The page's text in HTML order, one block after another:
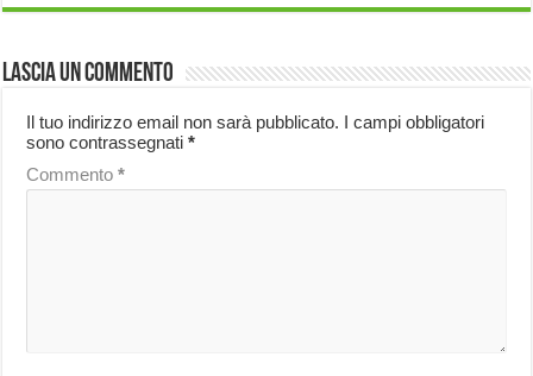
Lascia un commento
Il tuo indirizzo email non sarà pubblicato. I campi obbligatori
sono contrassegnati*
Commento*